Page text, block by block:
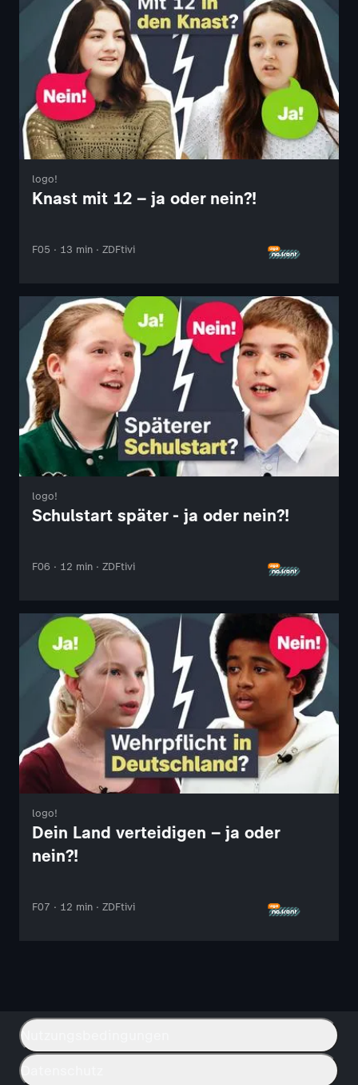
logo!
Knast mit 12 – ja oder nein?!
F05 · 13 min · ZDFtivi
logo!
Schulstart später - ja oder nein?!
F06 · 12 min · ZDFtivi
logo!
Dein Land verteidigen – ja oder
nein?!
F07 · 12 min · ZDFtivi
Nutzungsbedingungen
Datenschutz